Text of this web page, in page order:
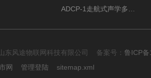
东风途物联网科技有限公司 备案号： 鲁ICP
网 管理登陆 sitemap.xml